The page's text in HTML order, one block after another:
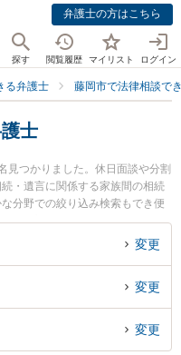
弁護士の方はこちら
探す 閲覧履歴 マイリスト ログイン
る弁護士 藤岡市で法律相談で
士
見つかりました。休日面談や分割
・遺言に関係する家族間の相続
分野での絞り込み検索もでき便
のプロフィール情報や弁護士費
土日や夜間に発生した家族信託
お困りの相談者さんにおすすめ
変更
変更
変更